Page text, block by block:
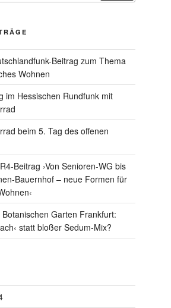
Beitrag zum Thema
Wohnen
im Hessischen Rundfunk mit
beim 5. Tag des offenen
Beitrag ›Von Senioren-WG bis
Bauernhof – neue Formen für
Garten Frankfurt:
statt bloßer Sedum-Mix?